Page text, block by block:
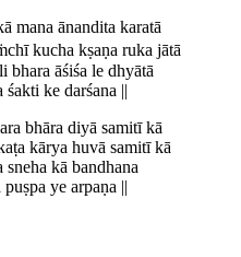
mana ānandita karatā
kucha kṣaṇa ruka jātā
bhara āśiśa le dhyātā
ke darśana ||
bhāra diyā samitī kā
kārya huvā samitī kā
kā bandhana
ye arpaṇa ||